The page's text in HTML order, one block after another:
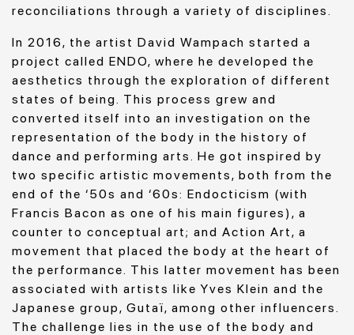
reconciliations through a variety of disciplines.
In 2016, the artist David Wampach started a
project called ENDO, where he developed the
aesthetics through the exploration of different
states of being. This process grew and
converted itself into an investigation on the
representation of the body in the history of
dance and performing arts. He got inspired by
two specific artistic movements, both from the
end of the ‘50s and ‘60s: Endocticism (with
Francis Bacon as one of his main figures), a
counter to conceptual art; and Action Art, a
movement that placed the body at the heart of
the performance. This latter movement has been
associated with artists like Yves Klein and the
Japanese group, Gutaï, among other influencers.
The challenge lies in the use of the body and